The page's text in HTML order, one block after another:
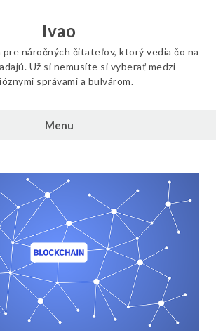
Ivao
pre náročných čitateľov, ktorý vedia čo na
Už si nemusíte si vyberať medzi
správami a bulvárom.
Menu